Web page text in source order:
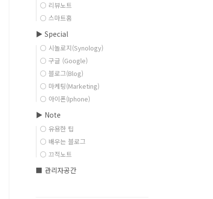
○ 리뷰노트
○ 스마트홈
▶ Special
○ 시놀로지(Synology)
○ 구글 (Google)
○ 블로그(Blog)
○ 마케팅(Marketing)
○ 아이폰(Iphone)
▶ Note
○ 유용한 팁
○ 배우는 블로그
○ 끄적노트
■ 관리자공간